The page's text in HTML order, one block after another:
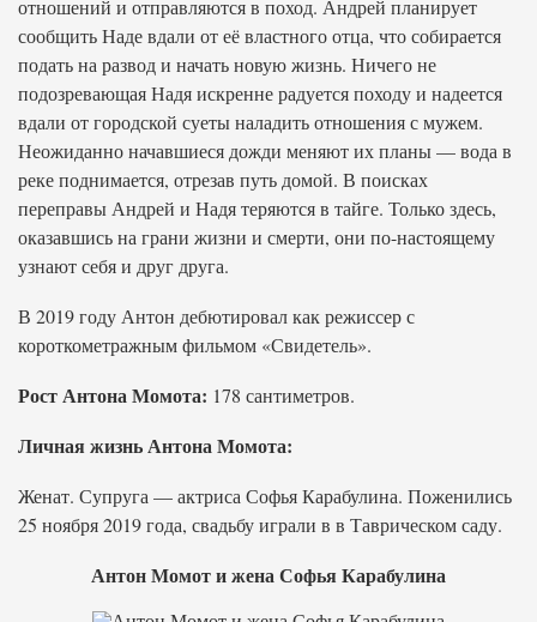
отношений и отправляются в поход. Андрей планирует
сообщить Наде вдали от её властного отца, что собирается
подать на развод и начать новую жизнь. Ничего не
подозревающая Надя искренне радуется походу и надеется
вдали от городской суеты наладить отношения с мужем.
Неожиданно начавшиеся дожди меняют их планы — вода в
реке поднимается, отрезав путь домой. В поисках
переправы Андрей и Надя теряются в тайге. Только здесь,
оказавшись на грани жизни и смерти, они по-настоящему
узнают себя и друг друга.
В 2019 году Антон дебютировал как режиссер с
короткометражным фильмом «Свидетель».
Рост Антона Момота: 178 сантиметров.
Личная жизнь Антона Момота:
Женат. Супруга — актриса Софья Карабулина. Поженились
25 ноября 2019 года, свадьбу играли в в Таврическом саду.
Антон Момот и жена Софья Карабулина